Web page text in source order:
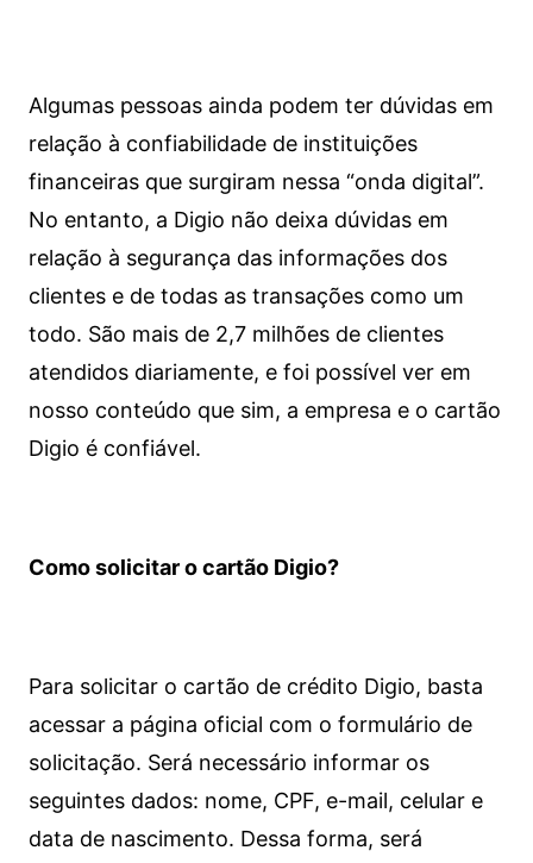
Algumas pessoas ainda podem ter dúvidas em
relação à confiabilidade de instituições
financeiras que surgiram nessa “onda digital”.
No entanto, a Digio não deixa dúvidas em
relação à segurança das informações dos
clientes e de todas as transações como um
todo. São mais de 2,7 milhões de clientes
atendidos diariamente, e foi possível ver em
nosso conteúdo que sim, a empresa e o cartão
Digio é confiável.
Como solicitar o cartão Digio?
Para solicitar o cartão de crédito Digio, basta
acessar a página oficial com o formulário de
solicitação. Será necessário informar os
seguintes dados: nome, CPF, e-mail, celular e
data de nascimento. Dessa forma, será